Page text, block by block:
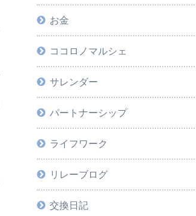
お金
ココロノマルシェ
サレンダー
パートナーシップ
ライフワーク
リレーブログ
交換日記